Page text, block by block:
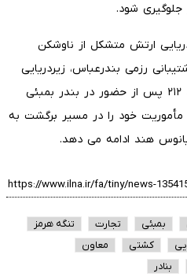
شود.
ارتش متشکل از ناوشکن
رزمی بندرعباس، زیردریایی
سنگین یونس و یک فروند بالگرد ۲۱۲ پس از حضور در بندر بمبئی
مأموریت خود را در مسیر برگشت به
هند ادامه می دهد.
بمبئی تجارت
تنگه هرمز
کشتی
معاون
بنادر